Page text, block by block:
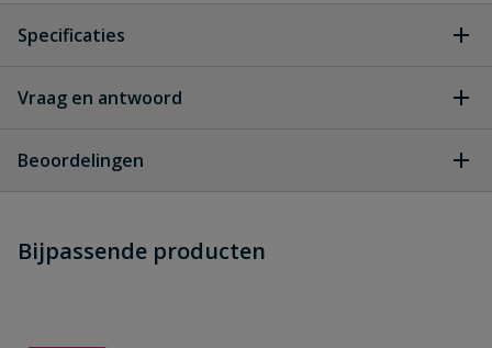
Specificaties
Type aansluiting manchet
Vraag en antwoord
dit product?
Beoordelingen
Schrijf zelf een beoordeling
Bijpassende producten